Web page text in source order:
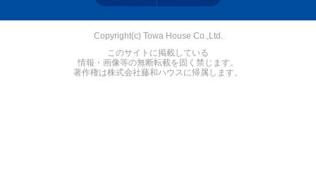
Copyright(c) Towa House Co.,Ltd.
このサイトに掲載している
情報・画像等の無断転載を固く禁じます。
著作権は株式会社藤和ハウスに帰属します。